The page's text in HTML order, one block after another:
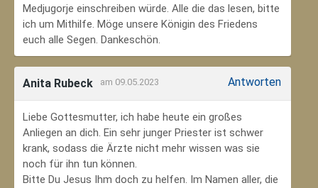
Medjugorje einschreiben würde. Alle die das lesen, bitte
ich um Mithilfe. Möge unsere Königin des Friedens
euch alle Segen. Dankeschön.
Anita Rubeck am 09.05.2023 Antworten
Liebe Gottesmutter, ich habe heute ein großes
Anliegen an dich. Ein sehr junger Priester ist schwer
krank, sodass die Ärzte nicht mehr wissen was sie
noch für ihn tun können.
Bitte Du Jesus Ihm doch zu helfen. Im Namen aller, die